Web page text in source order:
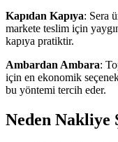
Kapıdan Kapıya: Sera
markete teslim için
kapıya pratiktir.
Ambardan Ambara:
için en ekonomik
bu yöntemi tercih eder.
Neden Nakliye